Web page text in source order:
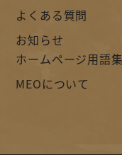
よくある質問
お知らせ
ホームページ用語集
MEOについて